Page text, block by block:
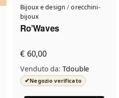
Bijoux e design /orecchini-
bijoux
Ro’Waves
€ 60,00
Venduto da: Tdouble
✔Negozio verificato